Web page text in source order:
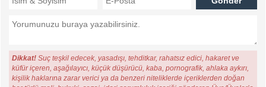
Dikkat! Suç teşkil edecek, yasadışı, tehditkar, rahatsız edici, hakaret ve
küfür içeren, aşağılayıcı, küçük düşürücü, kaba, pornografik, ahlaka aykırı,
kişilik haklarına zarar verici ya da benzeri niteliklerde içeriklerden doğan